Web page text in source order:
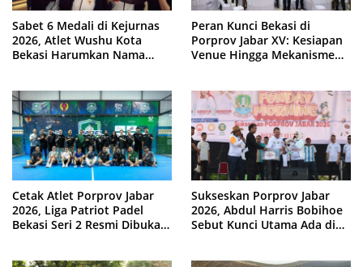
Sabet 6 Medali di Kejurnas
2026, Atlet Wushu Kota
Bekasi Harumkan Nama
Peran Kunci Bekasi di
Porprov Jabar XV: Kesiapan
Venue Hingga Mekanisme
Cetak Atlet Porprov Jabar
2026, Liga Patriot Padel
Bekasi Seri 2 Resmi Dibuka
Sukseskan Porprov Jabar
2026, Abdul Harris Bobihoe
Sebut Kunci Utama Ada di